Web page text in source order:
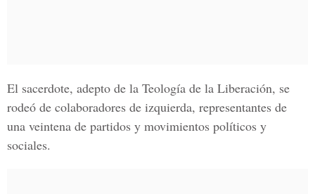
El sacerdote, adepto de la Teología de la Liberación, se
rodeó de colaboradores de izquierda, representantes de
una veintena de partidos y movimientos políticos y
sociales.